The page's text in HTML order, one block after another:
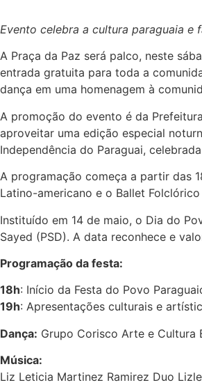
Evento celebra a cultura paraguaia
A Praça da Paz será palco, neste
entrada gratuita para toda a
dança em uma homenagem à
A promoção do evento é da
aproveitar uma edição especial
Independência do Paraguai,
A programação começa a partir das
Latino-americano e o Ballet
Instituído em 14 de maio, o Dia do
Sayed (PSD). A data reconhece e
Programação da festa:
18h: Início da Festa do Povo
19h: Apresentações culturais e
Dança: Grupo Corisco Arte e Cultura
Música:
Liz Leticia Martinez Ramirez Duo